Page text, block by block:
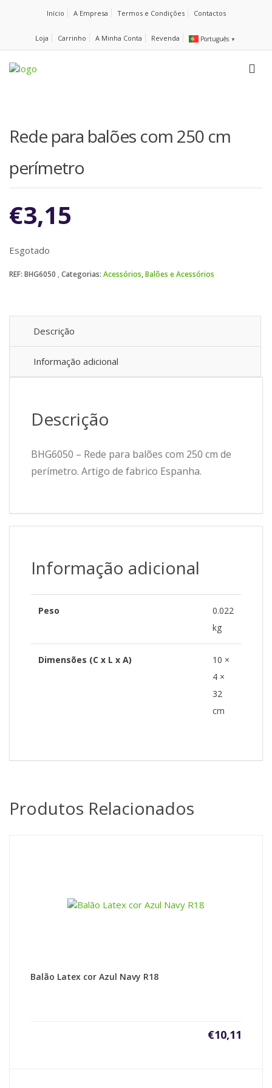
Início A Empresa Termos e Condições Contactos
Loja Carrinho A Minha Conta Revenda Português ▼
Rede para balões com 250 cm
perímetro
€3,15
Esgotado
REF: BHG6050 Categorias: Acessórios,Balões e Acessórios
Descrição
Informação adicional
Descrição
BHG6050 – Rede para balões com 250 cm de
perímetro. Artigo de fabrico Espanha.
Informação adicional
Peso
0.022
kg
Dimensões (C x L x A)
10 ×
4 ×
32
cm
Produtos Relacionados
Balão Latex cor Azul Navy R18
€10,11